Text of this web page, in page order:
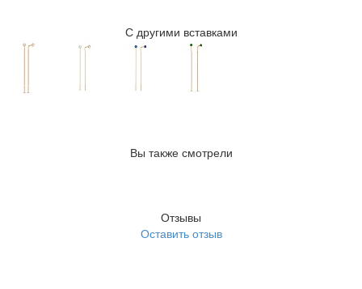
С другими вставками
Вы также смотрели
Отзывы
Оставить отзыв